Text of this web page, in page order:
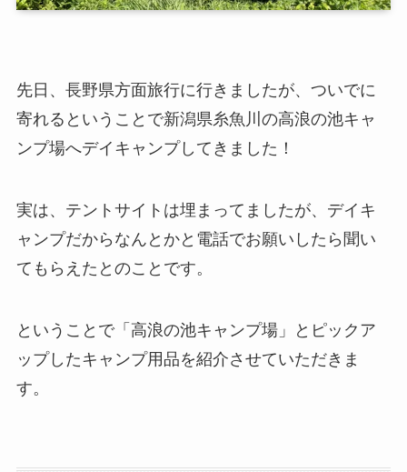
先日、長野県方面旅行に行きましたが、ついでに
寄れるということで新潟県糸魚川の高浪の池キャ
ンプ場へデイキャンプしてきました！
実は、テントサイトは埋まってましたが、デイキ
ャンプだからなんとかと電話でお願いしたら聞い
てもらえたとのことです。
ということで「高浪の池キャンプ場」とピックア
ップしたキャンプ用品を紹介させていただきま
す。